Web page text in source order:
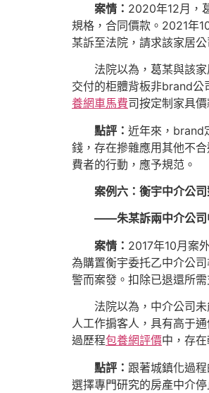
案情： 2020年12月，
規格，合同價款。2021年
某訴至法院，請求該家居公
法院以為，葛某與該
交付的柜體背板非brand公
養網車馬費司按定制家具
點評： 近年來，brand
錢，存在摻雜應用其他不
費者的行動，應予規范。
案例六：衡宇中介公
——朱某訴兩中介公司
案情： 2017年10月案
為購置衡宇委托乙中介公
警而案發。扣除已退還所
法院以為，中介公司
人工作掮客人，具有高于
過歷程包養網評價中，存
點評： 跟著城鎮化過
選擇專門研究的房產中介